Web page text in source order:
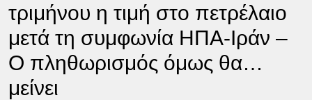
τριμήνου η τιμή στο πετρέλαιο
μετά τη συμφωνία ΗΠΑ-Ιράν –
Ο πληθωρισμός όμως θα…
μείνει